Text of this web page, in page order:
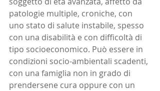
patologie multiple, croniche, con
uno stato di salute instabile, spesso
con una disabilità e con difficoltà di
tipo socioeconomico. Può essere in
condizioni socio-ambientali scadenti,
con una famiglia non in grado di
prendersene cura oppure con un